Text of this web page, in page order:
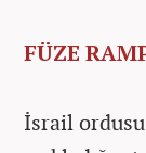
FÜZE
İsrail